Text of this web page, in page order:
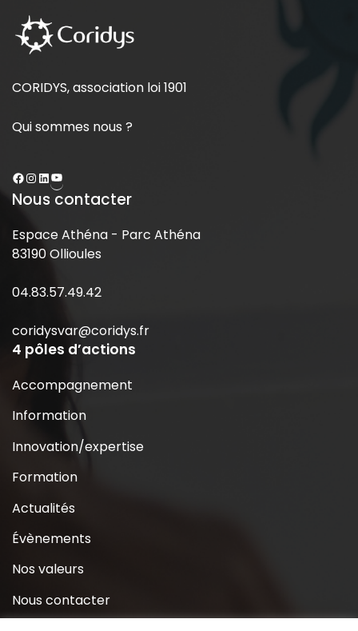
CORIDYS, association loi 1901
Qui sommes nous ?
Nous contacter
Espace Athéna - Parc Athéna
83190 Ollioules
04.83.57.49.42
coridysvar@coridys.fr
4 pôles d’actions
Accompagnement
Information
Innovation/expertise
Formation
Actualités
Évènements
Nos valeurs
Nous contacter